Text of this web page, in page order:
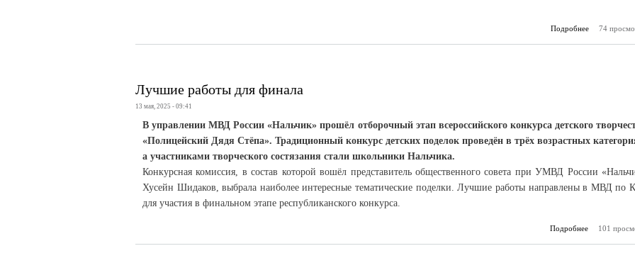
Подробнее
о Юбилей
74
Лучшие работы для финала
13 мая, 2025 - 09:41
В управлении МВД России «Нальчик» прошёл отборочный этап всероссийского конкурса детского
«Полицейский Дядя Стёпа». Традиционный конкурс детских поделок проведён в трёх возрастных
а участниками творческого состязания стали школьники Нальчика.
Конкурсная комиссия, в состав которой вошёл представитель общественного совета при УМВД России
Хусейн Шидаков, выбрала наиболее интересные тематические поделки. Лучшие работы направлены в МВД по
для участия в финальном этапе республиканского конкурса.
Подробнее
о Лучшие
101